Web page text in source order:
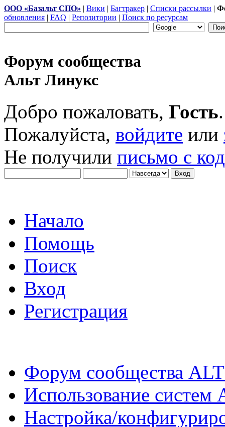
ООО «Базальт СПО» | Вики | Багтракер | Списки рассылки |
обновления | FAQ | Репозитории | Поиск по ресурсам
Форум сообщества
Альт Линукс
Добро пожаловать, Гость.
Пожалуйста, войдите или
Не получили письмо с
Начало
Помощь
Поиск
Вход
Регистрация
Форум сообщества
Использование систем
Настройка/